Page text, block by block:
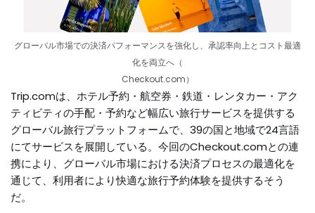
グローバル市場での決済パフォーマンスを強化し、承認率向上とコスト最適
化を両立へ（
Checkout.com）
Trip.comは、ホテル予約・航空券・鉄道・レンタカー・アク
ティビティの手配・予約など幅広い旅行サービスを提供する
グローバル旅行プラットフォームで、39の国と地域で24言語
にてサービスを展開している。今回のCheckout.comとの連
携により、グローバル市場における決済プロセスの最適化を
通じて、利用者により快適な旅行予約体験を提供するそう
だ。